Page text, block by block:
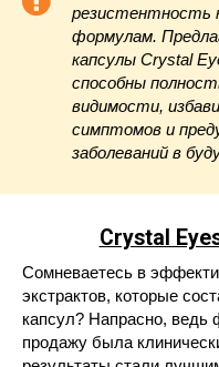
резистентность
формулам.
капсулы Crystal
способны
видимости,
симптомов и
заболеваний в
Crystal
Сомневаетесь в
экстрактов, которые
капсул? Напрасно,
продажу была